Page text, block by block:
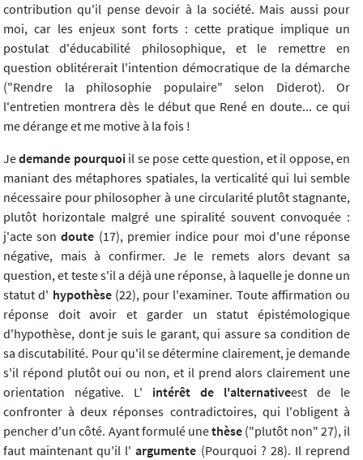
contribution qu'il pense devoir à la société. Mais aussi pour
moi, car les enjeux sont forts : cette pratique implique un
postulat d'éducabilité philosophique, et le remettre en
question oblitérerait l'intention démocratique de la démarche
("Rendre la philosophie populaire" selon Diderot). Or
l'entretien montrera dès le début que René en doute... ce qui
me dérange et me motive à la fois !
Jedemande pourquoi il se pose cette question, et il oppose, en
maniant des métaphores spatiales, la verticalité qui lui semble
nécessaire pour philosopher à une circularité plutôt stagnante,
plutôt horizontale malgré une spiralité souvent convoquée :
j'acte sondoute (17), premier indice pour moi d'une réponse
négative, mais à confirmer. Je le remets alors devant sa
question, et teste s'il a déjà une réponse, à laquelle je donne un
statut d' hypothèse(22), pour l'examiner. Toute affirmation ou
réponse doit avoir et garder un statut épistémologique
d'hypothèse, dont je suis le garant, qui assure sa condition de
sa discutabilité. Pour qu'il se détermine clairement, je demande
s'il répond plutôt oui ou non, et il prend alors clairement une
orientation négative. L' intérêt de l'alternativeest de le
confronter à deux réponses contradictoires, qui l'obligent à
pencher d'un côté. Ayant formulé unethèse ("plutôt non" 27), il
faut maintenant qu'il l' argumente (Pourquoi ? 28). Il reprend